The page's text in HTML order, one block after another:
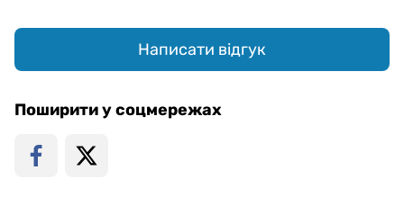
Написати відгук
Поширити у соцмережах